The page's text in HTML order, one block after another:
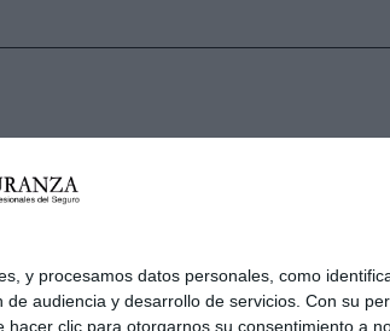
y procesamos datos personales, como
audiencia y desarrollo de servicios. Con su
clic para otorgarnos su consentimiento a